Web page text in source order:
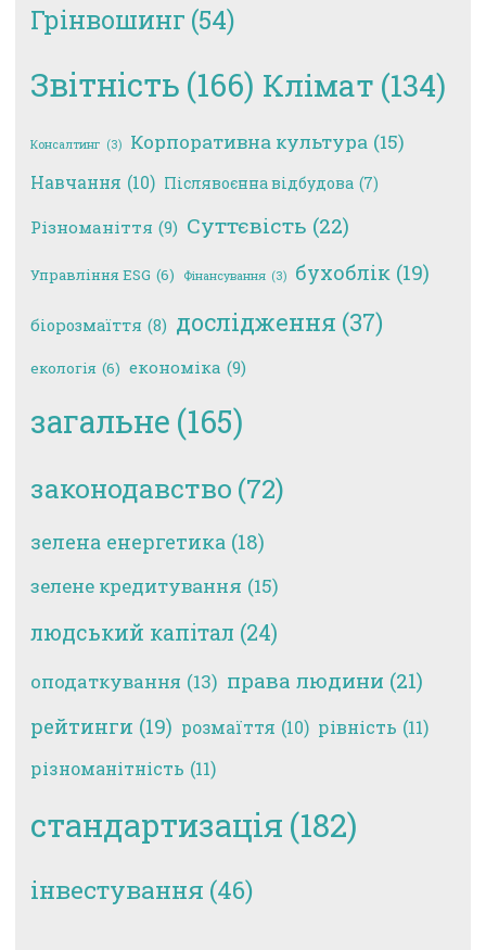
Грінвошинг (54)
Звітність (166) Клімат (134)
Консалтинг (3) Корпоративна культура (15)
Навчання (10) Післявоєнна відбудова (7)
Різноманіття (9) Суттєвість (22)
Управління ESG (6) Фінансування (3) бухоблік (19)
біорозмаїття (8) дослідження (37)
екологія (6) економіка (9)
загальне (165)
законодавство (72)
зелена енергетика (18)
зелене кредитування (15)
людський капітал (24)
оподаткування (13) права людини (21)
рейтинги (19) розмаїття (10) рівність (11)
різноманітність (11)
стандартизація (182)
інвестування (46)